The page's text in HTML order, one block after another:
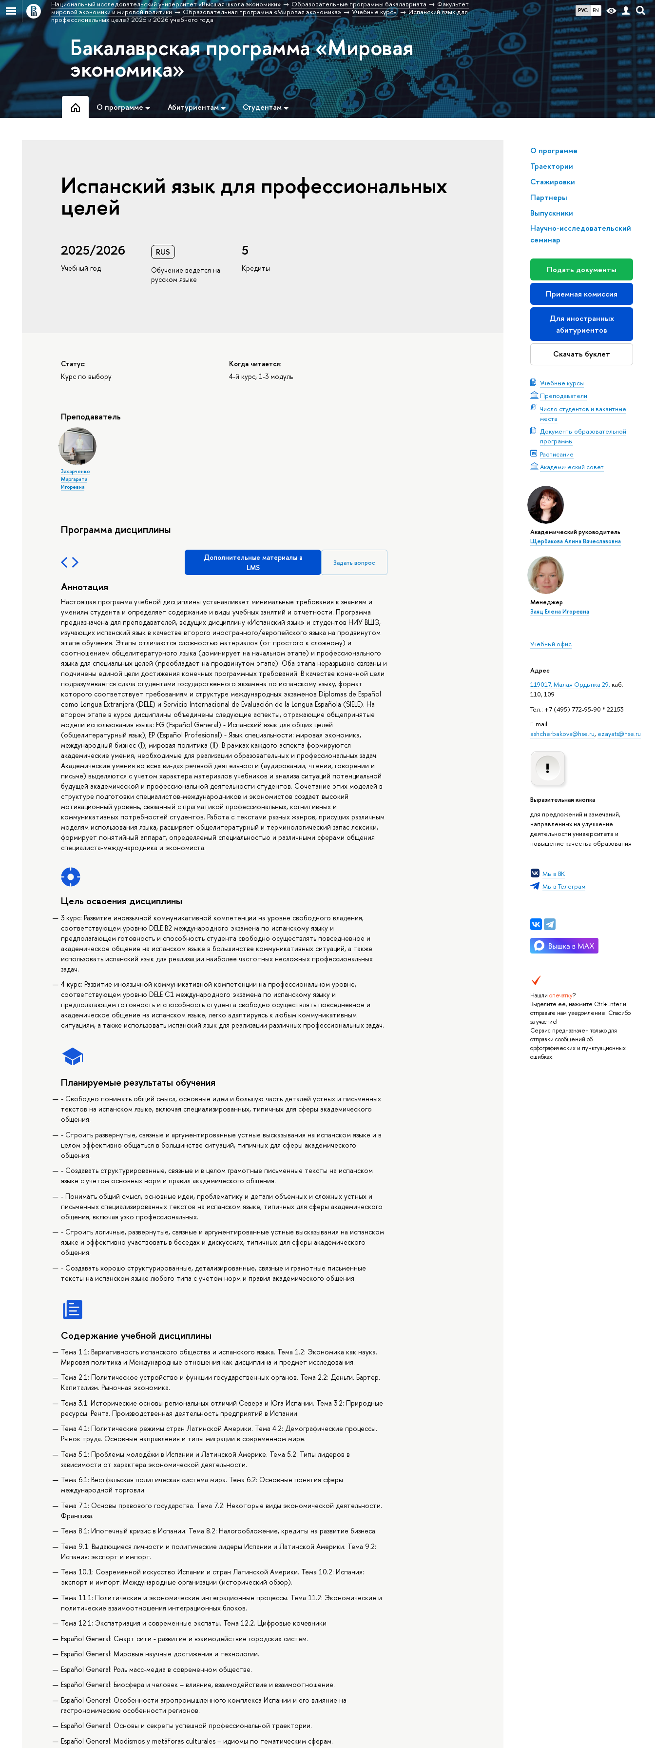
РУС EN
Национальный исследовательский университет «Высшая школа экономики» Образовательные программы бакалавриата
Факультет
мировой экономики и мировой политики
Образовательная программа «Мировая экономика» Учебные курсы
Испанский язык для
профессиональных целей 2025 и 2026 учебного года
Бакалаврская программа «Мировая
экономика»
О программе Абитуриентам Студентам
О программе
Траектории
Стажировки
Партнеры
Выпускники
Научно-исследовательский
семинар
Подать документы
Приемная комиссия
Для иностранных
абитуриентов
Скачать буклет
Учебные курсы
Преподаватели
Число студентов и вакантные
места
Документы образовательной
программы
Расписание
Академический совет
Академический руководитель
Щербакова Алина Вячеславовна
Менеджер
Заяц Елена Игоревна
Учебный офис
Адрес
119017, Малая Ордынка 29, каб.
110, 109
Тел.: +7 (495) 772-95-90 * 22153
E-mail:
ashcherbakova@hse.ru, ezayats@hse.ru
Выразительная кнопка
для предложений и замечаний,
направленных на улучшение
деятельности университета и
повышение качества образования
Мы в ВК
Мы в Телеграм
Нашли опечатку?
Выделите её, нажмите Ctrl+Enter и
отправьте нам уведомление. Спасибо
за участие!
Сервис предназначен только для
отправки сообщений об
орфографических и пунктуационных
ошибках.
Испанский язык для профессиональных
целей
2025/2026
Учебный год
RUS
Обучение ведется на
русском языке
5
Кредиты
Статус:
Курс по выбору
Когда читается:
4-й курс, 1-3 модуль
Преподаватель
Захарченко
Маргарита
Игоревна
Программа дисциплины
Дополнительные материалы в
LMS
Задать вопрос
Аннотация
Настоящая программа учебной дисциплины устанавливает минимальные требования к знаниям и
умениям студента и определяет содержание и виды учебных занятий и отчетности. Программа
предназначена для преподавателей, ведущих дисциплину «Испанский язык» и студентов НИУ ВШЭ,
изучающих испанский язык в качестве второго иностранного/европейского языка на продвинутом
этапе обучения. Этапы отличаются сложностью материалов (от простого к сложному) и
соотношением общелитературного языка (доминирует на начальном этапе) и профессионального
языка для специальных целей (преобладает на продвинутом этапе). Оба этапа неразрывно связаны и
подчинены единой цели достижения конечных программных требований. В качестве конечной цели
подразумевается сдача студентами государственного экзамена по испанскому языку, формат
которого соответствует требованиям и структуре международных экзаменов Diplomas de Español
como Lengua Extranjera (DELE) и Servicio Internacional de Evaluación de la Lengua Española (SIELE). На
втором этапе в курсе дисциплины объединены следующие аспекты, отражающие общепринятые
модели использования языка: EG (Español General) - Испанский язык для общих целей
(общелитературный язык); EP (Español Profesional) - Язык специальности: мировая экономика,
международный бизнес (I); мировая политика (II). В рамках каждого аспекта формируются
академические умения, необходимые для реализации образовательных и профессиональных задач.
Академические умения во всех ви-дах речевой деятельности (аудировании, чтении, говорении и
письме) выделяются с учетом характера материалов учебников и анализа ситуаций потенциальной
будущей академической и профессиональной деятельности студентов. Сочетание этих моделей в
структуре подготовки специалистов-международников и экономистов создает высокий
мотивационный уровень, связанный с прагматикой профессиональных, когнитивных и
коммуникативных потребностей студентов. Работа с текстами разных жанров, присущих различным
моделям использования языка, расширяет общелитературный и терминологический запас лексики,
формирует понятийный аппарат, определяемый специальностью и различными сферами общения
специалиста-международника и экономиста.
Цель освоения дисциплины
3 курс: Развитие иноязычной коммуникативной компетенции на уровне свободного владения,
соответствующем уровню DELE B2 международного экзамена по испанскому языку и
предполагающем готовность и способность студента свободно осуществлять повседневное и
академическое общение на испанском языке в большинстве коммуникативных ситуаций, а также
использовать испанский язык для реализации наиболее частотных несложных профессиональных
задач.
4 курс: Развитие иноязычной коммуникативной компетенции на профессиональном уровне,
соответствующем уровню DELE C1 международного экзамена по испанскому языку и
предполагающем готовность и способность студента свободно осуществлять повседневное и
академическое общение на испанском языке, легко адаптируясь к любым коммуникативным
ситуациям, а также использовать испанский язык для реализации различных профессиональных задач.
Планируемые результаты обучения
- Свободно понимать общий смысл, основные идеи и большую часть деталей устных и письменных
текстов на испанском языке, включая специализированных, типичных для сферы академического
общения.
- Строить развернутые, связные и аргументированные устные высказывания на испанском языке и в
целом эффективно общаться в большинстве ситуаций, типичных для сферы академического
общения.
- Создавать структурированные, связные и в целом грамотные письменные тексты на испанском
языке с учетом основных норм и правил академического общения.
- Понимать общий смысл, основные идеи, проблематику и детали объемных и сложных устных и
письменных специализированных текстов на испанском языке, типичных для сферы академического
общения, включая узко профессиональных.
- Строить логичные, развернутые, связные и аргументированные устные высказывания на испанском
языке и эффективно участвовать в беседах и дискуссиях, типичных для сферы академического
общения.
- Создавать хорошо структурированные, детализированные, связные и грамотные письменные
тексты на испанском языке любого типа с учетом норм и правил академического общения.
Содержание учебной дисциплины
Тема 1.1: Вариативность испанского общества и испанского языка. Тема 1.2: Экономика как наука.
Мировая политика и Международные отношения как дисциплина и предмет исследования.
Тема 2.1: Политическое устройство и функции государственных органов. Тема 2.2: Деньги. Бартер.
Капитализм. Рыночная экономика.
Тема 3.1: Исторические основы региональных отличий Севера и Юга Испании. Тема 3.2: Природные
ресурсы. Рента. Производственная деятельность предприятий в Испании.
Тема 4.1: Политические режимы стран Латинской Америки. Тема 4.2: Демографические процессы.
Рынок труда. Основные направления и типы миграции в современном мире.
Тема 5.1: Проблемы молодёжи в Испании и Латинской Америке. Тема 5.2: Типы лидеров в
зависимости от характера экономической деятельности.
Тема 6.1: Вестфальская политическая система мира. Тема 6.2: Основные понятия сферы
международной торговли.
Тема 7.1: Основы правового государства. Тема 7.2: Некоторые виды экономической деятельности.
Франшиза.
Тема 8.1: Ипотечный кризис в Испании. Тема 8.2: Налогообложение, кредиты на развитие бизнеса.
Тема 9.1: Выдающиеся личности и политические лидеры Испании и Латинской Америки. Тема 9.2:
Испания: экспорт и импорт.
Тема 10.1: Современной искусство Испании и стран Латинской Америки. Тема 10.2: Испания:
экспорт и импорт. Международные организации (исторический обзор).
Тема 11.1: Политические и экономические интеграционные процессы. Тема 11.2: Экономические и
политические взаимоотношения интеграционных блоков.
Тема 12.1: Экспатриация и современные экспаты. Тема 12.2. Цифровые кочевники
Español General: Смарт сити - развитие и взаимодействие городских систем.
Español General: Мировые научные достижения и технологии.
Español General: Роль масс-медиа в современном обществе.
Español General: Биосфера и человек – влияние, взаимодействие и взаимоотношение.
Español General: Особенности агропромышленного комплекса Испании и его влияние на
гастрономические особенности регионов.
Español General: Основы и секреты успешной профессиональной траектории.
Español General: Modismos y metáforas culturales – идиомы по тематическим сферам.